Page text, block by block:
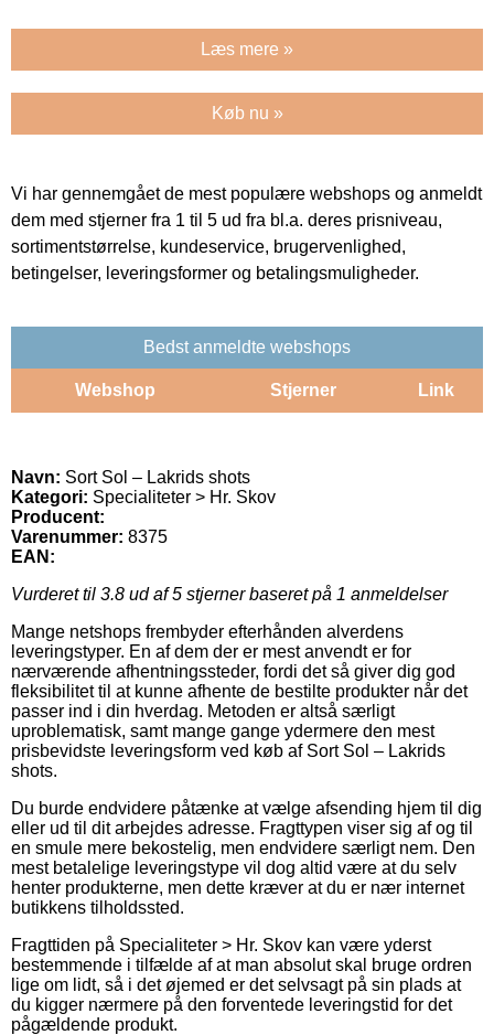
Læs mere »
Køb nu »
Vi har gennemgået de mest populære webshops og anmeldt
dem med stjerner fra 1 til 5 ud fra bl.a. deres prisniveau,
sortimentstørrelse, kundeservice, brugervenlighed,
betingelser, leveringsformer og betalingsmuligheder.
Bedst anmeldte webshops
Webshop Stjerner Link
Navn: Sort Sol – Lakrids shots
Kategori: Specialiteter > Hr. Skov
Producent:
Varenummer: 8375
EAN:
Vurderet til 3.8 ud af 5 stjerner baseret på 1 anmeldelser
Mange netshops frembyder efterhånden alverdens
leveringstyper. En af dem der er mest anvendt er for
nærværende afhentningssteder, fordi det så giver dig god
fleksibilitet til at kunne afhente de bestilte produkter når det
passer ind i din hverdag. Metoden er altså særligt
uproblematisk, samt mange gange ydermere den mest
prisbevidste leveringsform ved køb af Sort Sol – Lakrids
shots.
Du burde endvidere påtænke at vælge afsending hjem til dig
eller ud til dit arbejdes adresse. Fragttypen viser sig af og til
en smule mere bekostelig, men endvidere særligt nem. Den
mest betalelige leveringstype vil dog altid være at du selv
henter produkterne, men dette kræver at du er nær internet
butikkens tilholdssted.
Fragttiden på Specialiteter > Hr. Skov kan være yderst
bestemmende i tilfælde af at man absolut skal bruge ordren
lige om lidt, så i det øjemed er det selvsagt på sin plads at
du kigger nærmere på den forventede leveringstid for det
pågældende produkt.